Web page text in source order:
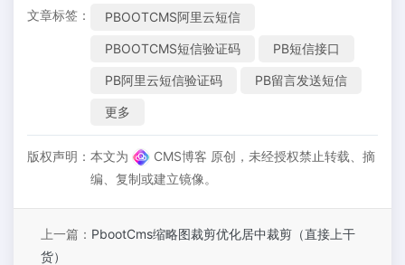
文章标签： PBOOTCMS阿里云短信
PBOOTCMS短信验证码 PB短信接口
PB阿里云短信验证码 PB留言发送短信
更多
版权声明： 本文为
CMS博客 原创，未经授权禁止转载、摘
编、复制或建立镜像。
上一篇： PbootCms缩略图裁剪优化居中裁剪（直接上干
货）